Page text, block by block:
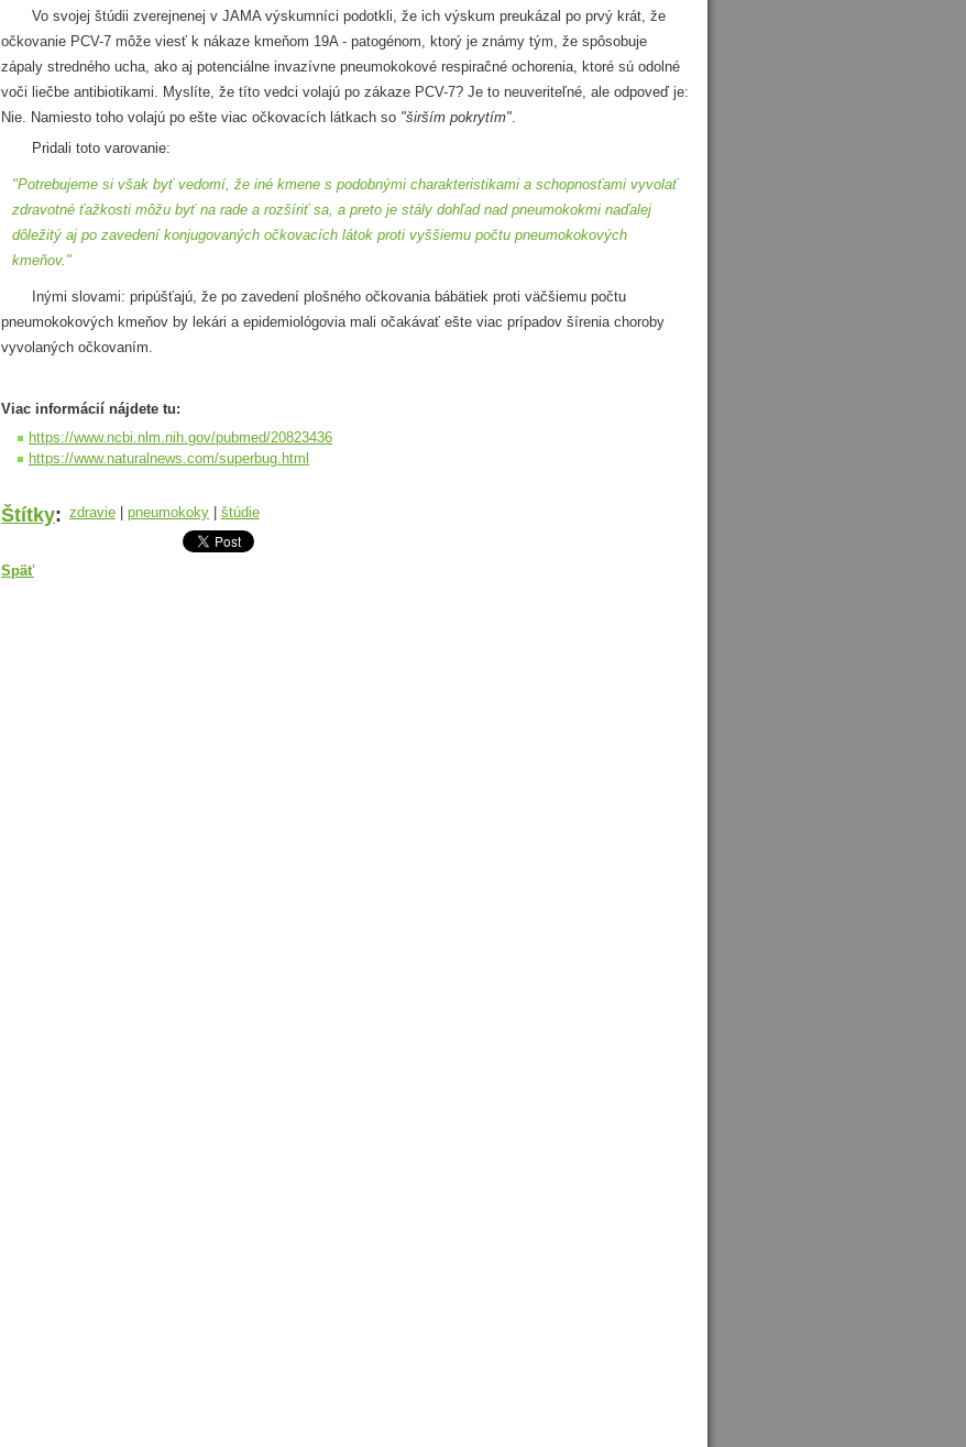
Vo svojej štúdii zverejnenej v JAMA výskumníci podotkli, že ich výskum preukázal po prvý krát, že
očkovanie PCV-7 môže viesť k nákaze kmeňom 19A - patogénom, ktorý je známy tým, že spôsobuje
zápaly stredného ucha, ako aj potenciálne invazívne pneumokokové respiračné ochorenia, ktoré sú odolné
voči liečbe antibiotikami. Myslíte, že títo vedci volajú po zákaze PCV-7? Je to neuveriteľné, ale odpoveď je:
Nie. Namiesto toho volajú po ešte viac očkovacích látkach so "širším pokrytím".
Pridali toto varovanie:
"Potrebujeme si však byť vedomí, že iné kmene s podobnými charakteristikami a schopnosťami vyvolať
zdravotné ťažkosti môžu byť na rade a rozšíriť sa, a preto je stály dohľad nad pneumokokmi naďalej
dôležitý aj po zavedení konjugovaných očkovacích látok proti vyššiemu počtu pneumokokových
kmeňov."
Inými slovami: pripúšťajú, že po zavedení plošného očkovania bábätiek proti väčšiemu počtu
pneumokokových kmeňov by lekári a epidemiológovia mali očakávať ešte viac prípadov šírenia choroby
vyvolaných očkovaním.
Viac informácií nájdete tu:
https://www.ncbi.nlm.nih.gov/pubmed/20823436
https://www.naturalnews.com/superbug.html
Štítky: zdravie pneumokoky štúdie
Späť